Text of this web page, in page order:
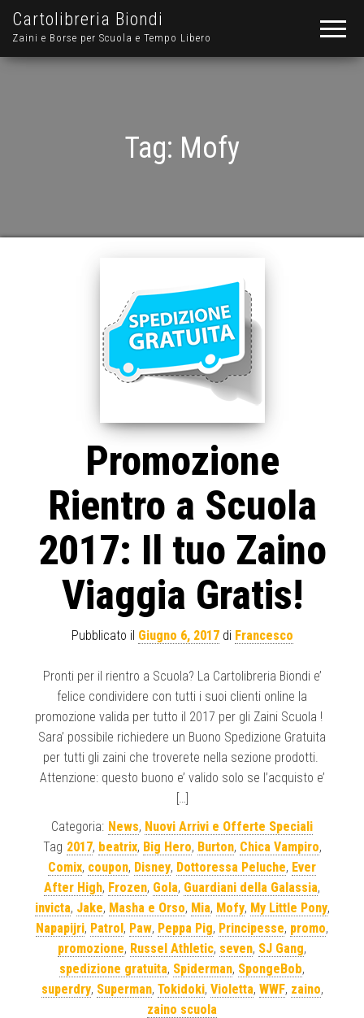
Cartolibreria Biondi
Zaini e Borse per Scuola e Tempo Libero
Tag: Mofy
Promozione
Rientro a Scuola
2017: Il tuo Zaino
Viaggia Gratis!
Pubblicato il Giugno 6, 2017di Francesco
Pronti per il rientro a Scuola? La Cartolibreria Biondi e’
felice condividere con tutti i suoi clienti online la
promozione valida per tutto il 2017 per gli Zaini Scuola !
Sara’ possibile richiedere un Buono Spedizione Gratuita
per tutti gli zaini che troverete nella sezione prodotti.
Attenzione: questo buono e’ valido solo se l’acquisto e’
[…]
Categoria: News, Nuovi Arrivi e Offerte Speciali
Tag 2017, beatrix, Big Hero, Burton, Chica Vampiro,
Comix, coupon, Disney, Dottoressa Peluche, Ever
After High, Frozen, Gola, Guardiani della Galassia,
invicta, Jake, Masha e Orso, Mia, Mofy, My Little Pony,
Napapijri, Patrol, Paw, Peppa Pig, Principesse, promo,
promozione, Russel Athletic, seven, SJ Gang,
spedizione gratuita, Spiderman, SpongeBob,
superdry, Superman, Tokidoki, Violetta, WWF, zaino,
zaino scuola